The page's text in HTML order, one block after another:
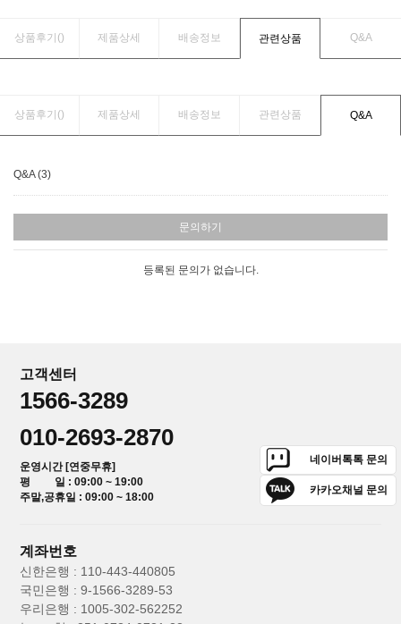
상품후기() 제품상세 배송정보 관련상품 Q&A
상품후기() 제품상세 배송정보 관련상품 Q&A
Q&A (3)
문의하기
등록된 문의가 없습니다.
고객센터
1566-3289
010-2693-2870
운영시간 [연중무휴]
평 일 : 09:00 ~ 19:00
주말,공휴일 : 09:00 ~ 18:00
네이버톡톡 문의
카카오채널 문의
계좌번호
신한은행 : 110-443-440805
국민은행 : 9-1566-3289-53
우리은행 : 1005-302-562252